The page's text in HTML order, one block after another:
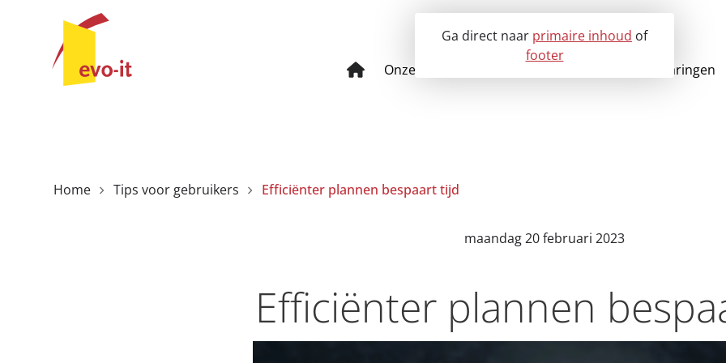
Ga direct naar primaire inhoud of
footer
Onze oplossingen Klantervaringen
Home Tips voor gebruikers Efficiënter plannen bespaart tijd
maandag 20 februari 2023
Efficiënter plannen